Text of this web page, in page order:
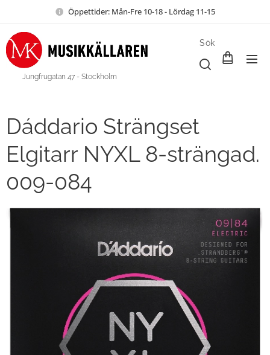
Öppettider: Mån-Fre 10-18 - Lördag 11-15
Jungfrugatan 47 - Stockholm
Sök
Dáddario Strängset
Elgitarr NYXL 8-strängad.
009-084